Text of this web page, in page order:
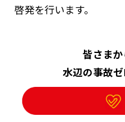
啓発を行います。
皆さま
水辺の事故